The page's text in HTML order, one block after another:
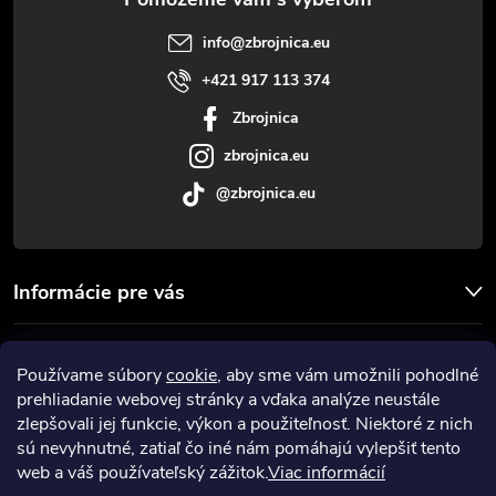
Používame súborycookie, aby sme vám umožnili pohodlné
prehliadanie webovej stránky a vďaka analýze neustále
zlepšovali jej funkcie, výkon a použiteľnosť. Niektoré z nich
sú nevyhnutné, zatiaľ čo iné nám pomáhajú vylepšiť tento
web a váš používateľský zážitok.Viac informácií
y
v
ý
p
i
s
Informácie pre vás
Prijímame online platby
info@zbrojnica.eu
+421 917 113 374
Zbrojnica
zbrojnica.eu
@zbrojnica.eu